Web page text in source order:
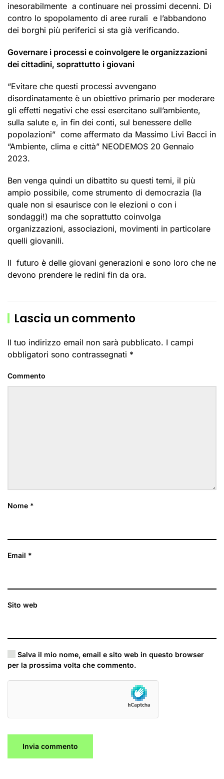
inesorabilmente a continuare nei prossimi decenni. Di
contro lo spopolamento di aree rurali e l’abbandono
dei borghi più periferici si sta già verificando.
Governare i processi e coinvolgere le organizzazioni
dei cittadini, soprattutto i giovani
“Evitare che questi processi avvengano
disordinatamente è un obiettivo primario per moderare
gli effetti negativi che essi esercitano sull’ambiente,
sulla salute e, in fin dei conti, sul benessere delle
popolazioni” come affermato da Massimo Livi Bacci in
“Ambiente, clima e città” NEODEMOS 20 Gennaio
2023.
Ben venga quindi un dibattito su questi temi, il più
ampio possibile, come strumento di democrazia (la
quale non si esaurisce con le elezioni o con i
sondaggi!) ma che soprattutto coinvolga
organizzazioni, associazioni, movimenti in particolare
quelli giovanili.
Il futuro è delle giovani generazioni e sono loro che ne
devono prendere le redini fin da ora.
Lascia un commento
Il tuo indirizzo email non sarà pubblicato. I campi
obbligatori sono contrassegnati *
Commento
Nome *
Email *
Sito web
Salva il mio nome, email e sito web in questo browser
per la prossima volta che commento.
Invia commento